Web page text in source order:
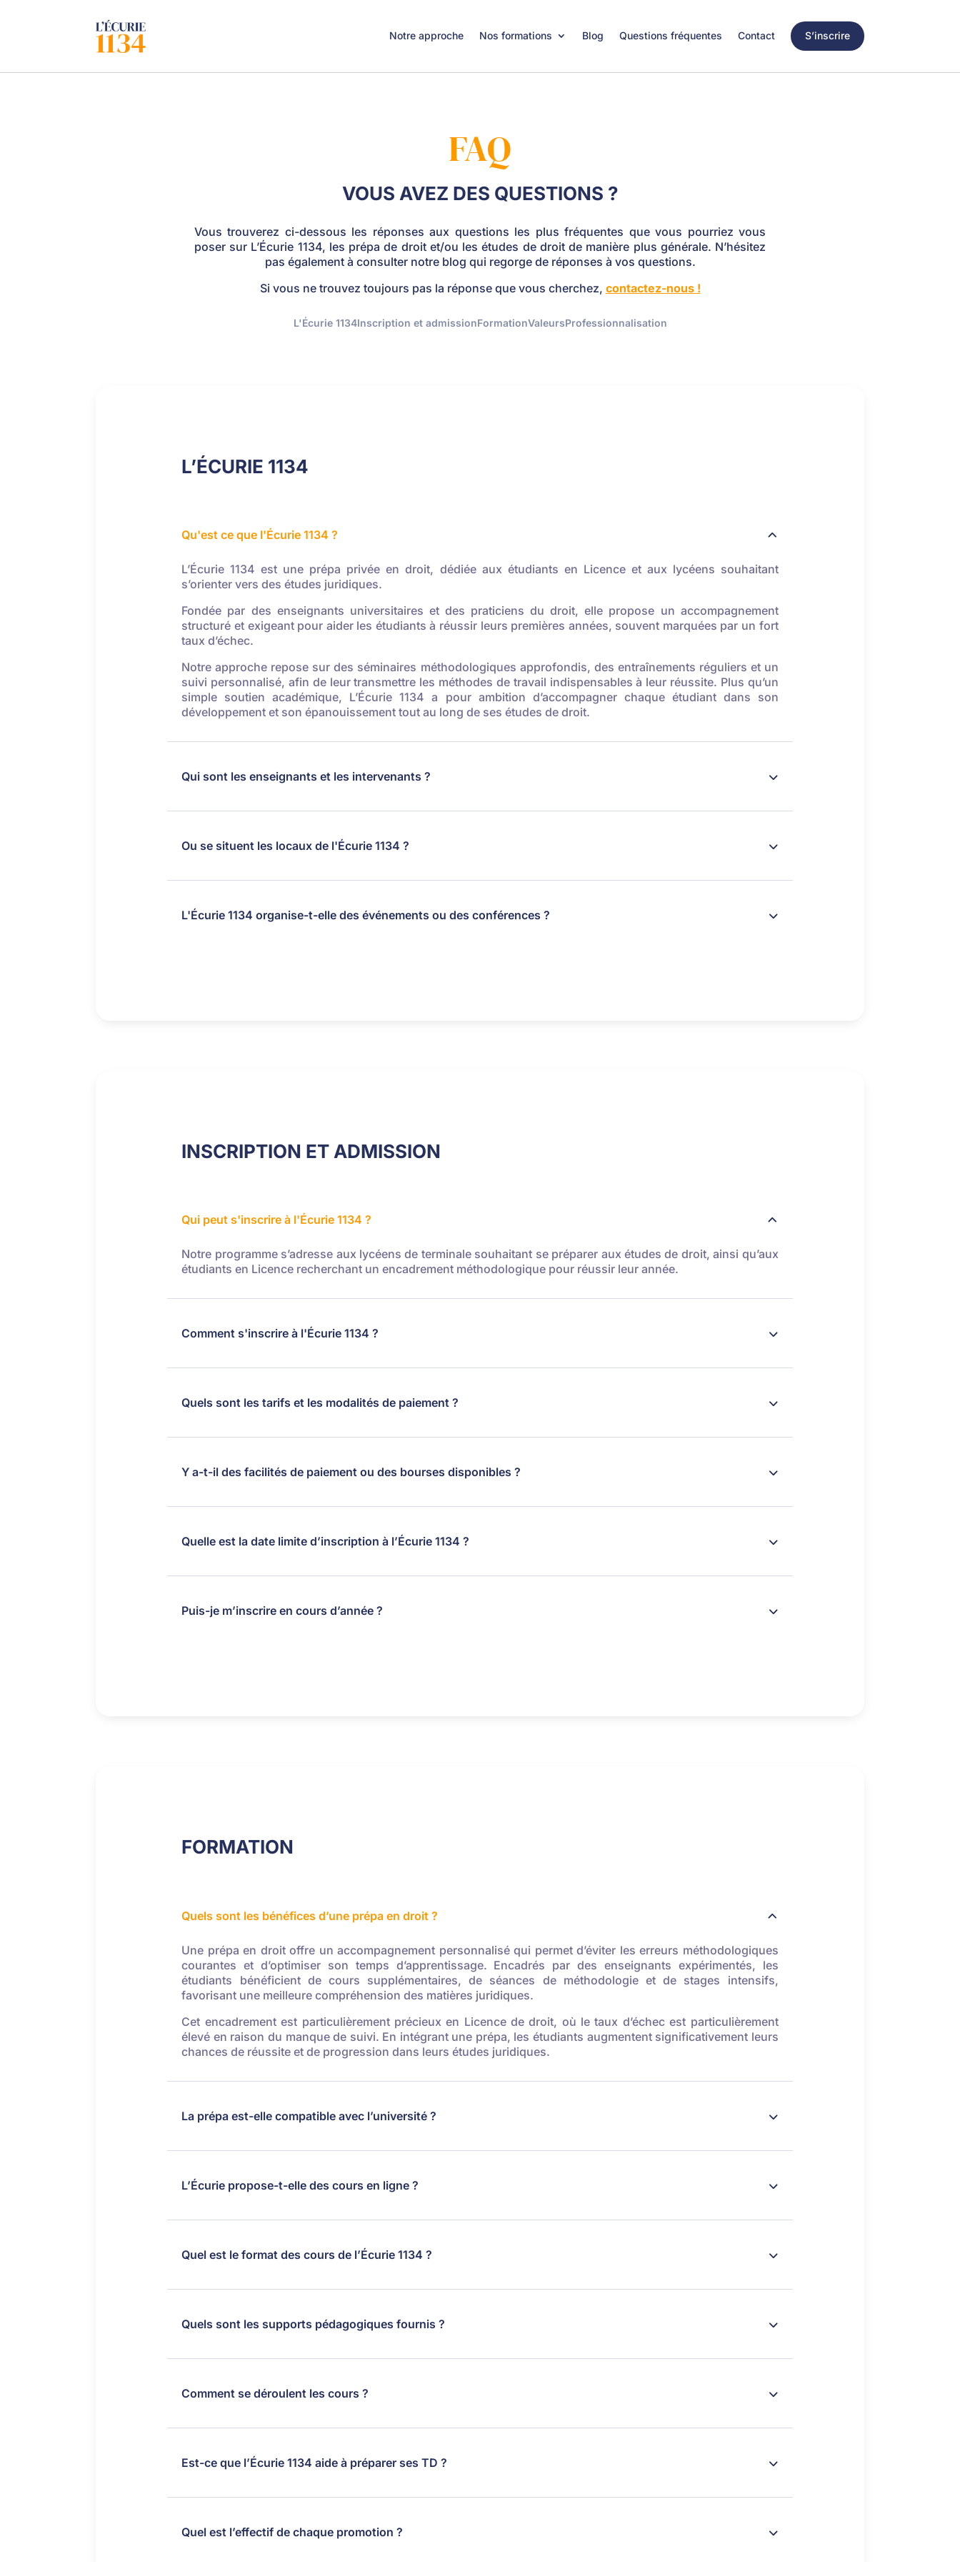
Notre approche Nos formations Blog Questions fréquentes Contact S’inscrire
FAQ
VOUS AVEZ DES QUESTIONS ?
Vous trouverez ci-dessous les réponses aux questions les plus fréquentes que vous pourriez vous
poser sur L’Écurie 1134, les prépa de droit et/ou les études de droit de manière plus générale. N’hésitez
pas également à consulter notre blog qui regorge de réponses à vos questions.
Si vous ne trouvez toujours pas la réponse que vous cherchez, contactez-nous !
L'Écurie 1134Inscription et admissionFormationValeursProfessionnalisation
L’ÉCURIE 1134
Qu'est ce que l'Écurie 1134 ?
L’Écurie 1134 est une prépa privée en droit, dédiée aux étudiants en Licence et aux lycéens souhaitant
s’orienter vers des études juridiques.
Fondée par des enseignants universitaires et des praticiens du droit, elle propose un accompagnement
structuré et exigeant pour aider les étudiants à réussir leurs premières années, souvent marquées par un fort
taux d’échec.
Notre approche repose sur des séminaires méthodologiques approfondis, des entraînements réguliers et un
suivi personnalisé, afin de leur transmettre les méthodes de travail indispensables à leur réussite. Plus qu’un
simple soutien académique, L’Écurie 1134 a pour ambition d’accompagner chaque étudiant dans son
développement et son épanouissement tout au long de ses études de droit.
Qui sont les enseignants et les intervenants ?
Ou se situent les locaux de l'Écurie 1134 ?
L'Écurie 1134 organise-t-elle des événements ou des conférences ?
INSCRIPTION ET ADMISSION
Qui peut s'inscrire à l'Écurie 1134 ?
Notre programme s’adresse aux lycéens de terminale souhaitant se préparer aux études de droit, ainsi qu’aux
étudiants en Licence recherchant un encadrement méthodologique pour réussir leur année.
Comment s'inscrire à l'Écurie 1134 ?
Quels sont les tarifs et les modalités de paiement ?
Y a-t-il des facilités de paiement ou des bourses disponibles ?
Quelle est la date limite d’inscription à l’Écurie 1134 ?
Puis-je m’inscrire en cours d’année ?
FORMATION
Quels sont les bénéfices d’une prépa en droit ?
Une prépa en droit offre un accompagnement personnalisé qui permet d’éviter les erreurs méthodologiques
courantes et d’optimiser son temps d’apprentissage. Encadrés par des enseignants expérimentés, les
étudiants bénéficient de cours supplémentaires, de séances de méthodologie et de stages intensifs,
favorisant une meilleure compréhension des matières juridiques.
Cet encadrement est particulièrement précieux en Licence de droit, où le taux d’échec est particulièrement
élevé en raison du manque de suivi. En intégrant une prépa, les étudiants augmentent significativement leurs
chances de réussite et de progression dans leurs études juridiques.
La prépa est-elle compatible avec l’université ?
L’Écurie propose-t-elle des cours en ligne ?
Quel est le format des cours de l’Écurie 1134 ?
Quels sont les supports pédagogiques fournis ?
Comment se déroulent les cours ?
Est-ce que l’Écurie 1134 aide à préparer ses TD ?
Quel est l’effectif de chaque promotion ?